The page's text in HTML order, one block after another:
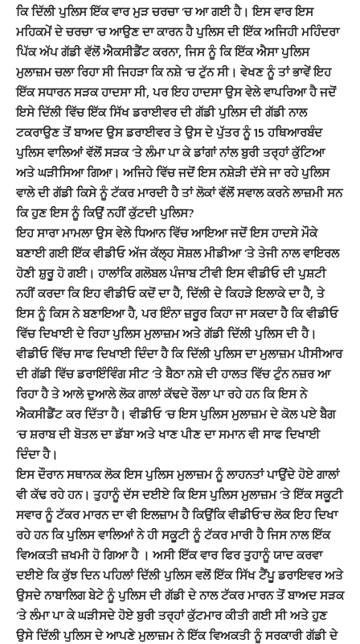
ਕਿ ਦਿੱਲੀ ਪੁਲਿਸ ਇੱਕ ਵਾਰ ਮੁੜ ਚਰਚਾ ‘ਚ ਆ ਗਈ ਹੈ। ਇਸ ਵਾਰ ਇਸ
ਮਹਿਕਮੇਂ ਦੇ ਚਰਚਾ ‘ਚ ਆਉਣ ਦਾ ਕਾਰਨ ਹੈ ਪੁਲਿਸ ਦੀ ਇੱਕ ਅਜਿਹੀ ਮਹਿੰਦਰਾ
ਪਿੱਕ ਅੱਪ ਗੱਡੀ ਵੱਲੋਂ ਐਕਸੀਡੈਂਟ ਕਰਨਾ, ਜਿਸ ਨੂੰ ਕਿ ਇੱਕ ਐਸਾ ਪੁਲਿਸ
ਮੁਲਾਜ਼ਮ ਚਲਾ ਰਿਹਾ ਸੀ ਜਿਹੜਾ ਕਿ ਨਸ਼ੇ ‘ਚ ਟੁੱਨ ਸੀ। ਵੇਖਣ ਨੂੰ ਤਾਂ ਭਾਵੇਂ ਇਹ
ਇੱਕ ਸਧਾਰਨ ਸੜਕ ਹਾਦਸਾ ਸੀ, ਪਰ ਇਹ ਹਾਦਸਾ ਉਸ ਵੇਲੇ ਵਾਪਰਿਆ ਹੈ ਜਦੋਂ
ਇਸੇ ਦਿੱਲੀ ਵਿੱਚ ਇੱਕ ਸਿੱਖ ਡਰਾਈਵਰ ਦੀ ਗੱਡੀ ਪੁਲਿਸ ਦੀ ਗੱਡੀ ਨਾਲ
ਟਕਰਾਉਣ ਤੋਂ ਬਾਅਦ ਉਸ ਡਰਾਈਵਰ ਤੇ ਉਸ ਦੇ ਪੁੱਤਰ ਨੂੰ 15 ਹਥਿਆਰਬੰਦ
ਪੁਲਿਸ ਵਾਲਿਆਂ ਵੱਲੋਂ ਸੜਕ ‘ਤੇ ਲੰਮਾ ਪਾ ਕੇ ਡਾਂਗਾਂ ਨਾਂਲ ਬੁਰੀ ਤਰ੍ਹਾਂ ਕੁੱਟਿਆ
ਅਤੇ ਘੜੀਸਿਆ ਗਿਆ। ਅਜਿਹੇ ਵਿੱਚ ਜਦੋਂ ਇਸ ਨਸ਼ੇੜੀ ਦੱਸੇ ਜਾ ਰਹੇ ਪੁਲਿਸ
ਵਾਲੇ ਦੀ ਗੱਡੀ ਕਿਸੇ ਨੂੰ ਟੱਕਰ ਮਾਰਦੀ ਹੈ ਤਾਂ ਲੋਕਾਂ ਵੱਲੋਂ ਸਵਾਲ ਕਰਨੇ ਲਾਜ਼ਮੀ ਸਨ
ਕਿ ਹੁਣ ਇਸ ਨੂੰ ਕਿਉਂ ਨਹੀਂ ਕੁੱਟਦੀ ਪੁਲਿਸ?
ਇਹ ਸਾਰਾ ਮਾਮਲਾ ਉਸ ਵੇਲੇ ਧਿਆਨ ਵਿੱਚ ਆਇਆ ਜਦੋਂ ਇਸ ਹਾਦਸੇ ਮੌਕੇ
ਬਣਾਈ ਗਈ ਇੱਕ ਵੀਡੀਓ ਅੱਜ ਕੱਲ੍ਹ ਸੋਸ਼ਲ ਮੀਡੀਆ ‘ਤੇ ਤੇਜੀ ਨਾਲ ਵਾਇਰਲ
ਹੋਣੀ ਸ਼ੁਰੂ ਹੋ ਗਈ। ਹਾਲਾਂਕਿ ਗਲੋਬਲ ਪੰਜਾਬ ਟੀਵੀ ਇਸ ਵੀਡੀਓ ਦੀ ਪੁਸ਼ਟੀ
ਨਹੀਂ ਕਰਦਾ ਕਿ ਇਹ ਵੀਡੀਓ ਕਦੋਂ ਦਾ ਹੈ, ਦਿੱਲੀ ਦੇ ਕਿਹੜੇ ਇਲਾਕੇ ਦਾ ਹੈ, ਤੇ
ਇਸ ਨੂੰ ਕਿਸ ਨੇ ਬਣਾਇਆ ਹੈ, ਪਰ ਇੰਨਾ ਜ਼ਰੂਰ ਕਿਹਾ ਜਾ ਸਕਦਾ ਹੈ ਕਿ ਵੀਡੀਓ
ਵਿੱਚ ਦਿਖਾਈ ਦੇ ਰਿਹਾ ਪੁਲਿਸ ਮੁਲਾਜ਼ਮ ਅਤੇ ਗੱਡੀ ਦਿੱਲੀ ਪੁਲਿਸ ਦੀ ਹੈ।
ਵੀਡੀਓ ਵਿੱਚ ਸਾਫ ਦਿਖਾਈ ਦਿੰਦਾ ਹੈ ਕਿ ਦਿੱਲੀ ਪੁਲਿਸ ਦਾ ਮੁਲਾਜ਼ਮ ਪੀਸੀਆਰ
ਦੀ ਗੱਡੀ ਵਿੱਚ ਡਰਾਇੰਵਿੰਗ ਸੀਟ ‘ਤੇ ਬੈਠਾ ਨਸ਼ੇ ਦੀ ਹਾਲਤ ਵਿੱਚ ਟੁੰਨ ਨਜ਼ਰ ਆ
ਰਿਹਾ ਹੈ ਤੇ ਆਲੇ ਦੁਆਲੇ ਲੋਕ ਗਾਲਾਂ ਕੱਢਦੇ ਰੌਲਾ ਪਾ ਰਹੇ ਹਨ ਕਿ ਇਸ ਨੇ
ਐਕਸੀਡੈਂਟ ਕਰ ਦਿੱਤਾ ਹੈ। ਵੀਡੀਓ ‘ਚ ਇਸ ਪੁਲਿਸ ਮੁਲਾਜ਼ਮ ਦੇ ਕੋਲ ਪਏ ਬੈਗ
‘ਚ ਸ਼ਰਾਬ ਦੀ ਬੋਤਲ ਦਾ ਡੱਬਾ ਅਤੇ ਖਾਣ ਪੀਣ ਦਾ ਸਮਾਨ ਵੀ ਸਾਫ ਦਿਖਾਈ
ਦਿੰਦਾ ਹੈ।
ਇਸ ਦੌਰਾਨ ਸਥਾਨਕ ਲੋਕ ਇਸ ਪੁਲਿਸ ਮੁਲਾਜ਼ਮ ਨੂੰ ਲਾਹਨਤਾਂ ਪਾਉਂਦੇ ਹੋਏ ਗਾਲਾਂ
ਵੀ ਕੱਢ ਰਹੇ ਹਨ। ਤੁਹਾਨੂੰ ਦੱਸ ਦਈਏ ਕਿ ਇਸ ਪੁਲਿਸ ਮੁਲਾਜ਼ਮ ‘ਤੇ ਇੱਕ ਸਕੂਟੀ
ਸਵਾਰ ਨੂੰ ਟੱਕਰ ਮਾਰਨ ਦਾ ਵੀ ਇਲਜ਼ਾਮ ਹੈ ਕਿਉਂਕਿ ਵੀਡੀਓ’ਚ ਲੋਕ ਇਹ ਦਿਖਾ
ਰਹੇ ਹਨ ਕਿ ਪੁਲਿਸ ਵਾਲਿਆਂ ਨੇ ਹੀ ਸਕੂਟੀ ਨੂੰ ਟੱਕਰ ਮਾਰੀ ਹੈ ਜਿਸ ਨਾਲ ਇੱਕ
ਵਿਅਕਤੀ ਜ਼ਖਮੀ ਹੋ ਗਿਆ ਹੈ । ਅਸੀ ਇੱਕ ਵਾਰ ਫਿਰ ਤੁਹਾਨੂੰ ਯਾਦ ਕਰਵਾ
ਦਈਏ ਕਿ ਕੁੱਝ ਦਿਨ ਪਹਿਲਾਂ ਦਿੱਲੀ ਪੁਲਿਸ ਵਲੋਂ ਇੱਕ ਸਿੱਖ ਟੈਂਪੂ ਡਰਾਇਵਰ ਅਤੇ
ਉਸਦੇ ਨਾਬਾਲਿਗ ਬੇਟੇ ਨੂੰ ਪੁਲਿਸ ਦੀ ਗੱਡੀ ਦੇ ਨਾਲ ਟੱਕਰ ਮਾਰਨ ਤੋਂ ਬਾਅਦ ਸੜਕ
‘ਤੇ ਲੰਮਾ ਪਾ ਕੇ ਘੜੀਸਦੇ ਹੋਏ ਬੁਰੀ ਤਰ੍ਹਾਂ ਕੁੱਟਮਾਰ ਕੀਤੀ ਗਈ ਸੀ ਅਤੇ ਹੁਣ
ਉਸੇ ਦਿੱਲੀ ਪੁਲਿਸ ਦੇ ਆਪਣੇ ਮੁਲਾਜ਼ਮ ਨੇ ਇੱਕ ਵਿਅਕਤੀ ਨੂੰ ਸਰਕਾਰੀ ਗੱਡੀ ਦੇ